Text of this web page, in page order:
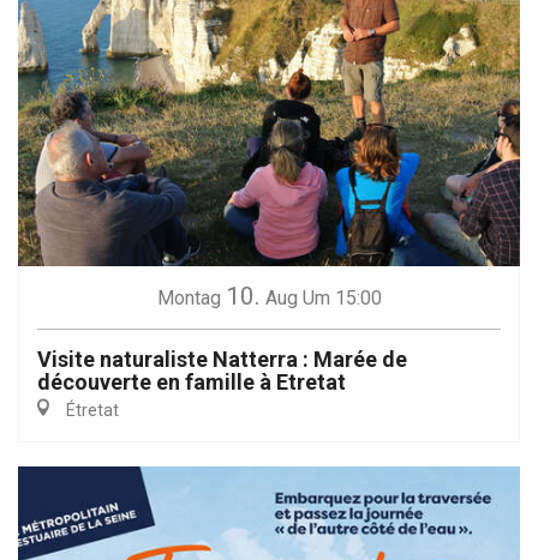
Montag 10. Aug Um 15:00
Visite naturaliste Natterra : Marée de
découverte en famille à Etretat
Étretat